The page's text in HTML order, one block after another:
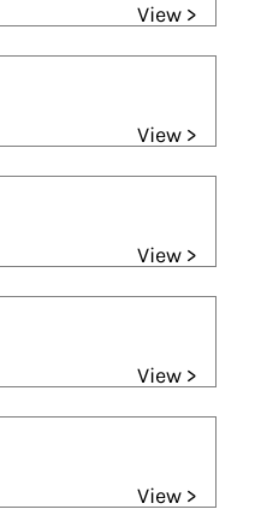
View >
View >
View >
View >
View >